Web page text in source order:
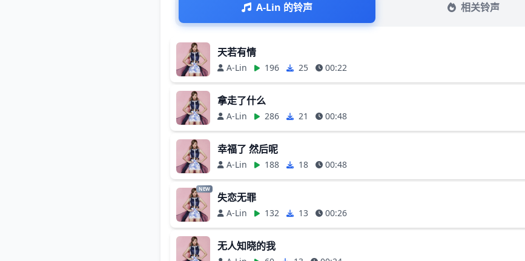
A-Lin 的铃声 相关铃声
天若有情
A-Lin 196 25 00:22
拿走了什么
A-Lin 286 21 00:48
幸福了 然后呢
A-Lin 188 18 00:48
NEW
失恋无罪
A-Lin 132 13 00:26
无人知晓的我